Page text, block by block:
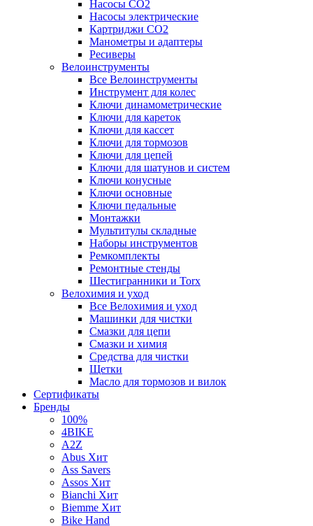
Насосы CO2
Насосы электрические
Картриджи CO2
Манометры и адаптеры
Ресиверы
Велоинструменты
Все Велоинструменты
Инструмент для колес
Ключи динамометрические
Ключи для кареток
Ключи для кассет
Ключи для тормозов
Ключи для цепей
Ключи для шатунов и систем
Ключи конусные
Ключи основные
Ключи педальные
Монтажки
Мультитулы складные
Наборы инструментов
Ремкомплекты
Ремонтные стенды
Шестигранники и Torx
Велохимия и уход
Все Велохимия и уход
Машинки для чистки
Смазки для цепи
Смазки и химия
Средства для чистки
Щетки
Масло для тормозов и вилок
Сертификаты
Бренды
100%
4BIKE
A2Z
Abus Хит
Ass Savers
Assos Хит
Bianchi Хит
Biemme Хит
Bike Hand